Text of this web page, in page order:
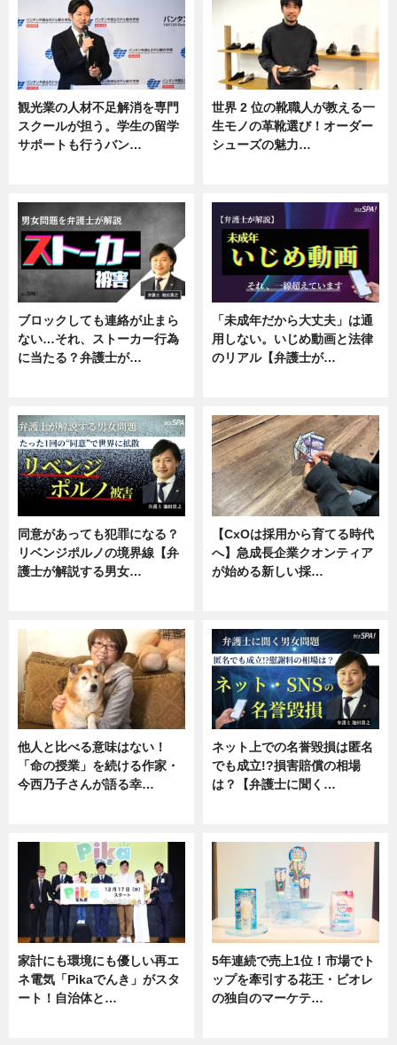
観光業の人材不足解消を専門
スクールが担う。学生の留学
サポートも行うバン…
世界 2 位の靴職人が教える一
生モノの革靴選び！オーダー
シューズの魅力…
ブロックしても連絡が止まら
ない…それ、ストーカー行為
に当たる？弁護士が…
「未成年だから大丈夫」は通
用しない。いじめ動画と法律
のリアル【弁護士が…
同意があっても犯罪になる？
リベンジポルノの境界線【弁
護士が解説する男女…
【CxOは採用から育てる時代
へ】急成長企業クオンティア
が始める新しい採…
他人と比べる意味はない！
「命の授業」を続ける作家・
今西乃子さんが語る幸…
ネット上での名誉毀損は匿名
でも成立!?損害賠償の相場
は？【弁護士に聞く…
家計にも環境にも優しい再エ
ネ電気「Pikaでんき」がスタ
ート！自治体と…
5年連続で売上1位！市場でト
ップを牽引する花王・ビオレ
の独自のマーケテ…